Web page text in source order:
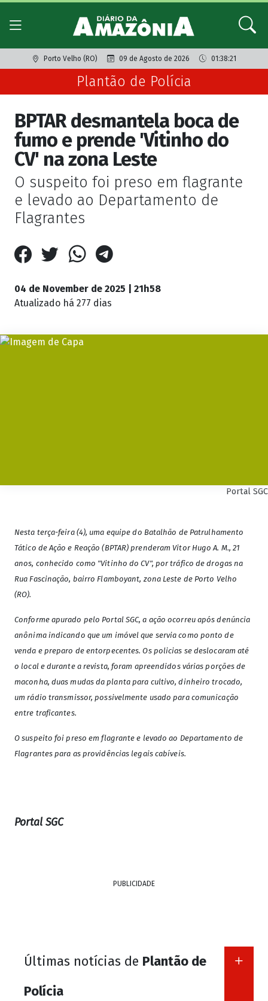
Porto Velho (RO) 09 de Agosto de 2026 01:38:21
Plantão de Polícia
BPTAR desmantela boca de
fumo e prende 'Vitinho do
CV' na zona Leste
O suspeito foi preso em flagrante
e levado ao Departamento de
Flagrantes
04 de November de 2025 | 21h58
Atualizado há 277 dias
Portal SGC
Nesta terça-feira (4), uma equipedo Batalhão de Patrulhamento
Tático de Ação e Reação (BPTAR) prenderam Vitor Hugo A. M., 21
anos, conhecido como "Vitinho do CV", por tráfico de drogas na
Rua Fascinação, bairro Flamboyant, zona Leste de Porto Velho
(RO).
Conforme apurado pelo Portal SGC, a ação ocorreu após denúncia
anônima indicando que um imóvel que servia como ponto de
venda e preparo de entorpecentes. Os policias se deslocaram até
o local e durante a revista, foram apreendidos várias porções de
maconha, duas mudas da planta para cultivo,dinheiro trocado,
um rádio transmissor, possivelmente usado para comunicação
entre traficantes.
O suspeito foi preso em flagrante e levado ao Departamento de
Flagrantes para as providências legais cabíveis.
Portal SGC
PUBLICIDADE
Últimas notícias de Plantão de
Polícia